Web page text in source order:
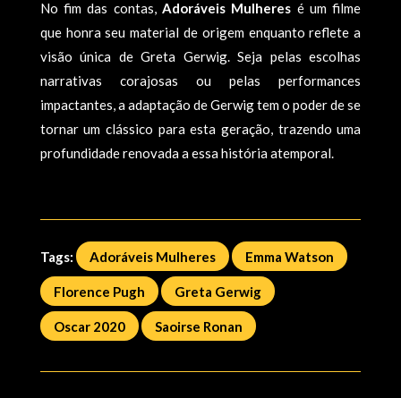
No fim das contas, Adoráveis Mulheres é um filme
que honra seu material de origem enquanto reflete a
visão única de Greta Gerwig. Seja pelas escolhas
narrativas corajosas ou pelas performances
impactantes, a adaptação de Gerwig tem o poder de se
tornar um clássico para esta geração, trazendo uma
profundidade renovada a essa história atemporal.
Tags: Adoráveis Mulheres Emma Watson
Florence Pugh Greta Gerwig
Oscar 2020 Saoirse Ronan